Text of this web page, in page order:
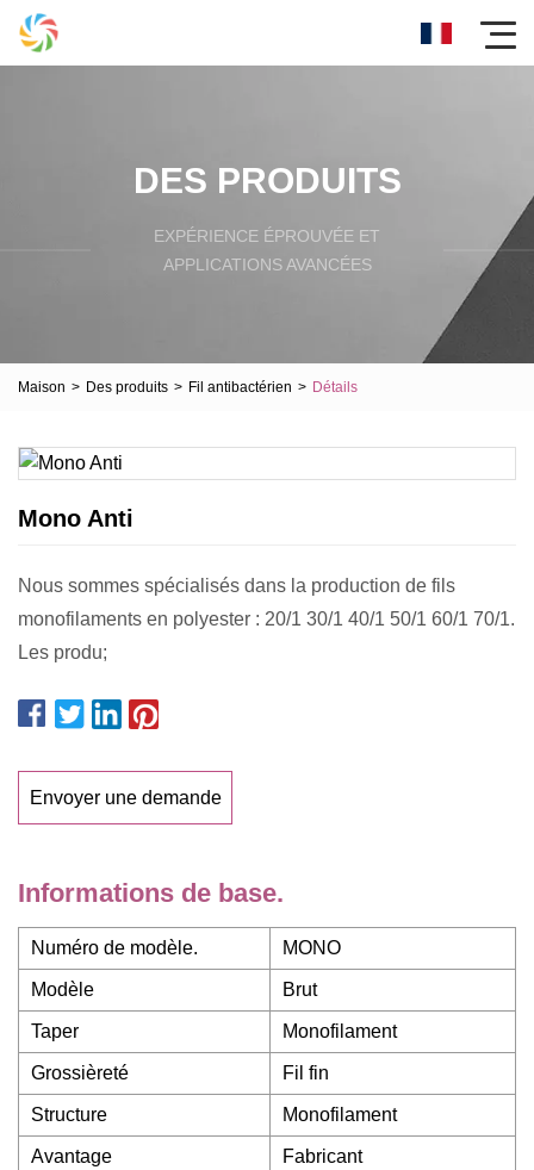
DES PRODUITS
EXPÉRIENCE ÉPROUVÉE ET
APPLICATIONS AVANCÉES
Maison > Des produits > Fil antibactérien > Détails
Mono Anti
Nous sommes spécialisés dans la production de fils
monofilaments en polyester : 20/1 30/1 40/1 50/1 60/1 70/1.
Les produ;
Envoyer une demande
Informations de base.
Numéro de modèle. MONO
Modèle Brut
Taper Monofilament
Grossièreté Fil fin
Structure Monofilament
Avantage Fabricant